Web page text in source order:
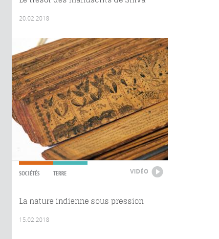
20.02.2018
SOCIÉTÉS TERRE VIDÉO
La nature indienne sous pression
15.02.2018